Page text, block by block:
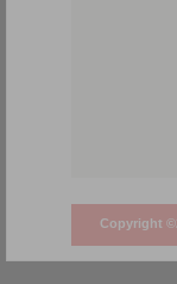
Copyright